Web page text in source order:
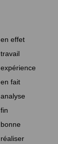
en effet
travail
expérience
en fait
analyse
fin
bonne
réaliser